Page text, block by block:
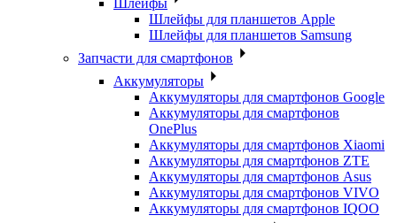
Шлейфы
Шлейфы для планшетов Apple
Шлейфы для планшетов Samsung
Запчасти для смартфонов
Аккумуляторы
Аккумуляторы для смартфонов Google
Аккумуляторы для смартфонов
OnePlus
Аккумуляторы для смартфонов Xiaomi
Аккумуляторы для смартфонов ZTE
Аккумуляторы для cмартфонов Asus
Аккумуляторы для смартфонов VIVO
Аккумуляторы для смартфонов IQOO